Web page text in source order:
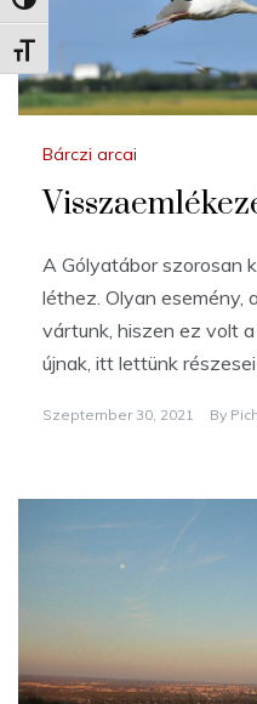
Betűméret váltása
Bárczi arcai
A Gólyatábor szorosan
léthez. Olyan esemény,
vártunk, hiszen ez volt
újnak, itt lettünk részesei
Szeptember 30, 2021 By